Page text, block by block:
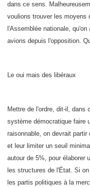
dans ce sens.
voulions trouver les moyens
l'Assemblée nationale,
avions depuis l'opposition.
Le oui mais des libéraux
Mettre de l'ordre, dit-il, dans
système démocratique faire
raisonnable, on devrait
et leur limiter un seuil
autour de 5%, pour élaborer
les structures de l'État. Si
les partis politiques à la